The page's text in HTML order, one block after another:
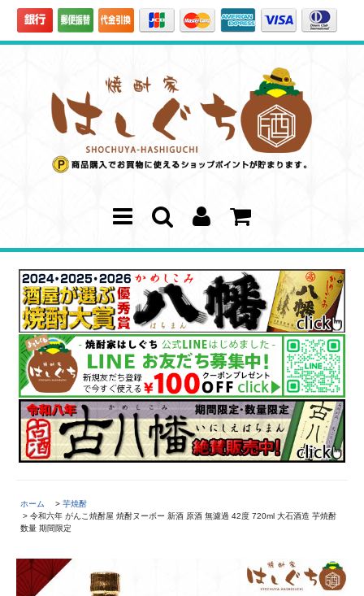
ホーム > 芋焼酎
> 令和六年 がんこ焼酎屋 焼酎ヌーボー 新酒 原酒 無濾過 42度 720ml 大石酒造 芋焼酎
数量 期間限定